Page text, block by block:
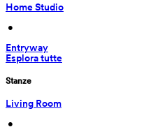
Home Studio
•
Entryway
Esplora tutte
Stanze
Living Room
•